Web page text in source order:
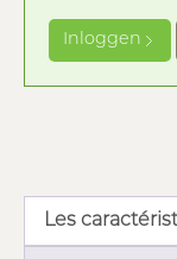
Inloggen
Les